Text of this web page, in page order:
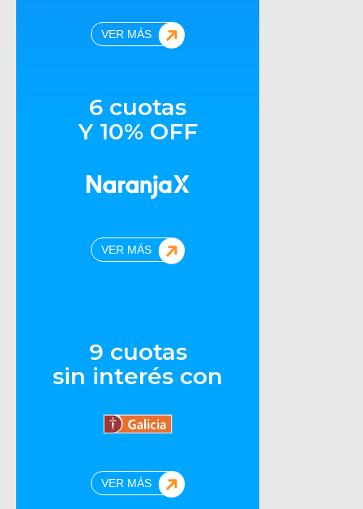
VER MÁS
6 cuotas
Y 10% OFF
VER MÁS
9 cuotas
sin interés con
VER MÁS